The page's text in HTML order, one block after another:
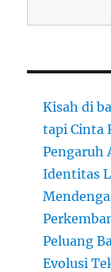
Kisah di
tapi Cinta
Pengaruh
Identitas
Peluang
Evolusi